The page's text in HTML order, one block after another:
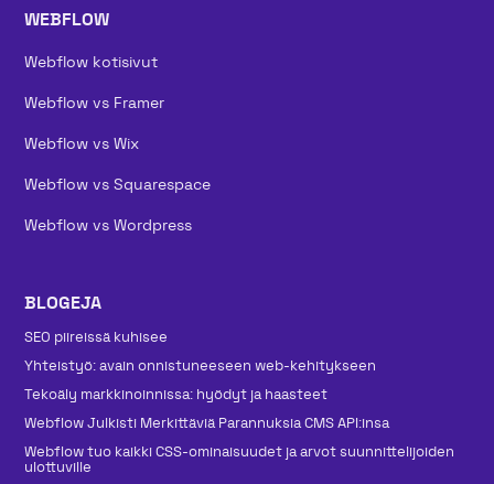
WEBFLOW
Webflow kotisivut
Webflow vs Framer
Webflow vs Wix
Webflow vs Squarespace
Webflow vs Wordpress
BLOGEJA
SEO piireissä kuhisee
Yhteistyö: avain onnistuneeseen web-kehitykseen
Tekoäly markkinoinnissa: hyödyt ja haasteet
Webflow Julkisti Merkittäviä Parannuksia CMS API:insa
Webflow tuo kaikki CSS-ominaisuudet ja arvot suunnittelijoiden
ulottuville